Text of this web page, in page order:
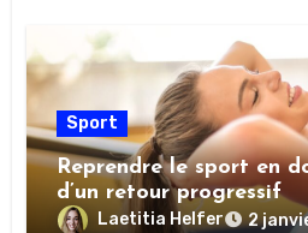
Sport
Reprendre le sport en
d’un retour progressif
Laetitia Helfer 2